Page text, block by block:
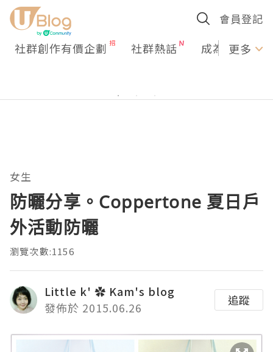
會員登記
社群創作有價企劃 社群熱話 成為U更多
女生
防曬分享。Coppertone 夏日戶
外活動防曬
瀏覽次數:1156
Little k' ✿ Kam's blog
發佈於 2015.06.26
追蹤